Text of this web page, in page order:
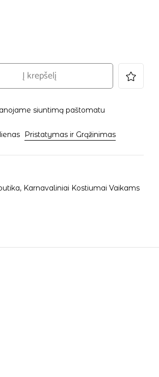
Į krepšelį
siuntimą paštomatu
Pristatymas ir Grąžinimas
, Karnavaliniai Kostiumai Vaikams